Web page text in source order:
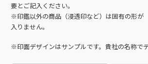
要とご記入ください。
※印鑑以外の商品（浸透印など）は固有の形が
入りません。
※印面デザインはサンプルです。貴社の名称で